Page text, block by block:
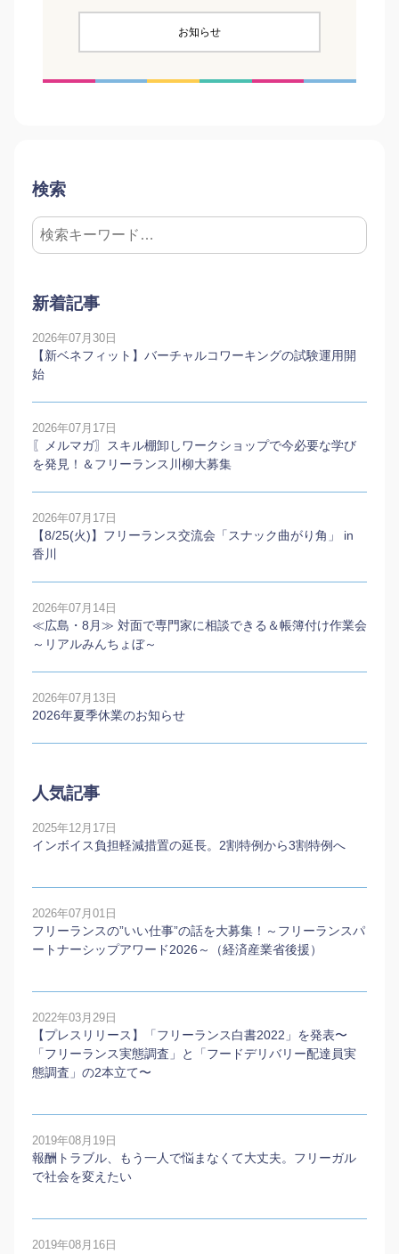
お知らせ
検索
新着記事
2026年07月30日
【新ベネフィット】バーチャルコワーキングの試験運用開
始
2026年07月17日
〖メルマガ〗スキル棚卸しワークショップで今必要な学び
を発見！＆フリーランス川柳大募集
2026年07月17日
【8/25(火)】フリーランス交流会「スナック曲がり角」 in
香川
2026年07月14日
≪広島・8月≫ 対面で専門家に相談できる＆帳簿付け作業会
～リアルみんちょぼ～
2026年07月13日
2026年夏季休業のお知らせ
人気記事
2025年12月17日
インボイス負担軽減措置の延長。2割特例から3割特例へ
2026年07月01日
フリーランスの”いい仕事”の話を大募集！～フリーランスパ
ートナーシップアワード2026～（経済産業省後援）
2022年03月29日
【プレスリリース】「フリーランス白書2022」を発表〜
「フリーランス実態調査」と「フードデリバリー配達員実
態調査」の2本⽴て〜
2019年08月19日
報酬トラブル、もう一人で悩まなくて大丈夫。フリーガル
で社会を変えたい
2019年08月16日